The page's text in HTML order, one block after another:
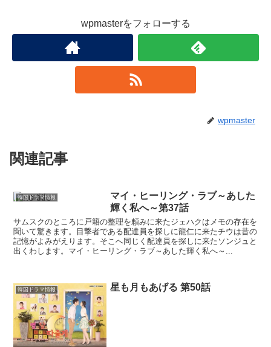
wpmasterをフォローする
wpmaster
関連記事
韓国ドラマ情報
マイ・ヒーリング・ラブ～あした
輝く私へ～第37話
サムスクのところに戸籍の整理を頼みに来たジェハクはメモの存在を
聞いて驚きます。目撃者である配達員を探しに龍仁に来たチウは昔の
記憶がよみがえります。そこへ同じく配達員を探しに来たソンジュと
出くわします。マイ・ヒーリング・ラブ～あした輝く私へ～...
韓国ドラマ情報 星も月もあげる 第50話